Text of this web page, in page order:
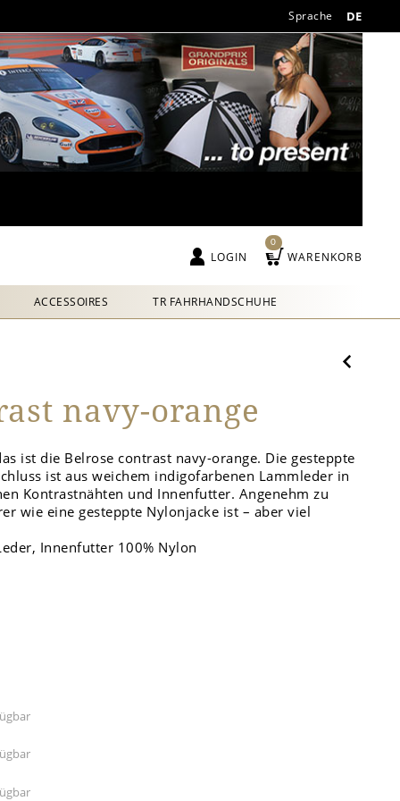
Sprache DE
LOGIN
0
WARENKORB
ACCESSOIRES TR FAHRHANDSCHUHE
navy-orange
ist die Belrose contrast navy-orange. Die gesteppte
ist aus weichem indigofarbenen Lammleder in
Kontrastnähten und Innenfutter. Angenehm zu
wie eine gesteppte Nylonjacke ist – aber viel
Innenfutter 100% Nylon